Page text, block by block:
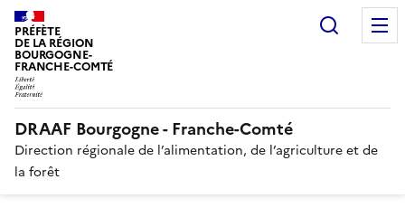
PRÉFÈTE
DE LA RÉGION
BOURGOGNE-
FRANCHE-COMTÉ
DRAAF Bourgogne - Franche-Comté
Direction régionale de l’alimentation, de l’agriculture et de
la forêt